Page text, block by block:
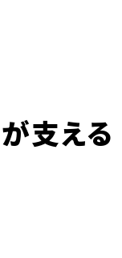
が支える